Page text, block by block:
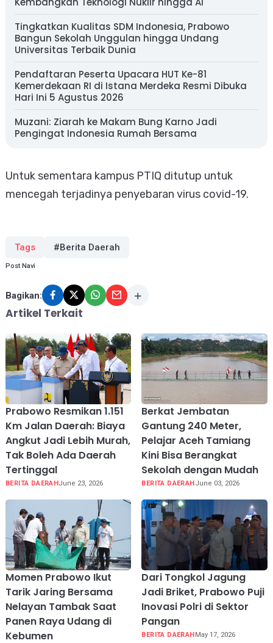
Tingkatkan Kualitas SDM Indonesia, Prabowo
Bangun Sekolah Unggulan hingga Undang
Universitas Terbaik Dunia
Pendaftaran Peserta Upacara HUT Ke-81
Kemerdekaan RI di Istana Merdeka Resmi Dibuka
Hari Ini 5 Agustus 2026
Muzani: Ziarah ke Makam Bung Karno Jadi
Pengingat Indonesia Rumah Bersama
Untuk sementara kampus PTIQ ditutup untuk
mencegah terjadinya penyebaran virus covid-19.
Tags #Berita Daerah
Post Navi
Bagikan:
Artikel Terkait
Prabowo Resmikan 1.151
Km Jalan Daerah: Biaya
Angkut Jadi Lebih Murah,
Tak Boleh Ada Daerah
Tertinggal
BERITA DAERAHJune 23, 2026
Berkat Jembatan
Gantung 240 Meter,
Pelajar Aceh Tamiang
Kini Bisa Berangkat
Sekolah dengan Mudah
BERITA DAERAHJune 03, 2026
Momen Prabowo Ikut
Tarik Jaring Bersama
Nelayan Tambak Saat
Panen Raya Udang di
Kebumen
Dari Tongkol Jagung
Jadi Briket, Prabowo Puji
Inovasi Polri di Sektor
Pangan
BERITA DAERAHMay 17, 2026